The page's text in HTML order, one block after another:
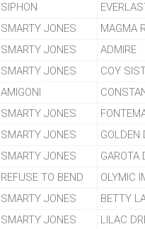
SIPHON
SMARTY JONES MAGMA
SMARTY JONES ADMIRE
SMARTY JONES COY
AMIGONI
SMARTY JONES
SMARTY JONES GOLDEN
SMARTY JONES GAROTA
REFUSE TO BEND OLYMIC
SMARTY JONES BETTY
SMARTY JONES LILAC